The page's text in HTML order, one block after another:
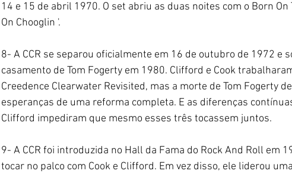
14 e 15 de abril 1970. O set abriu as duas noites com o Born On
On Chooglin '.
8- A CCR se separou oficialmente em 16 de outubro de 1972 e
casamento de Tom Fogerty em 1980. Clifford e Cook
Creedence Clearwater Revisited, mas a morte de Tom Fogerty
esperanças de uma reforma completa. E as diferenças
Clifford impediram que mesmo esses três tocassem juntos.
9- A CCR foi introduzida no Hall da Fama do Rock And Roll em
tocar no palco com Cook e Clifford. Em vez disso, ele liderou